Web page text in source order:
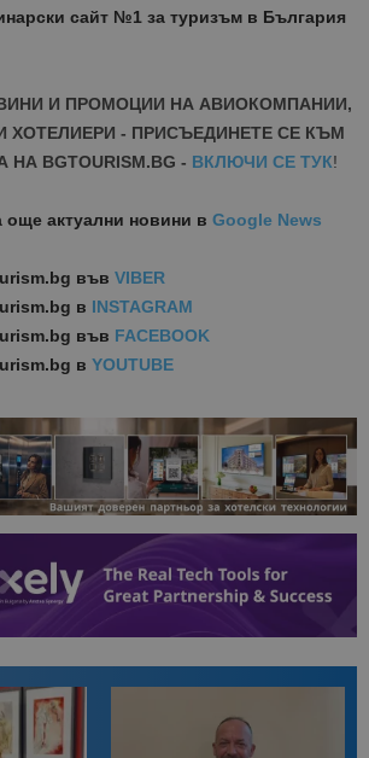
сайт №1 за туризъм в България
И ПРОМОЦИИ НА АВИОКОМПАНИИ,
ХОТЕЛИЕРИ - ПРИСЪЕДИНЕТЕ СЕ КЪМ
BGTOURISM.BG - ВКЛЮЧИ СЕ ТУК!
още актуални новини в Google News
във VIBER
в INSTAGRAM
във FACEBOOK
в YOUTUBE